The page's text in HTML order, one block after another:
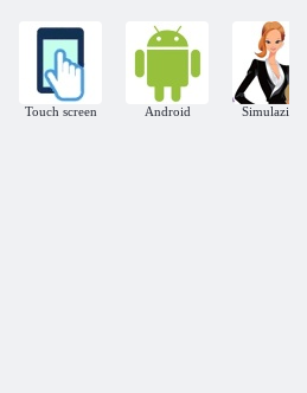
Touch screen Android Simulazioni